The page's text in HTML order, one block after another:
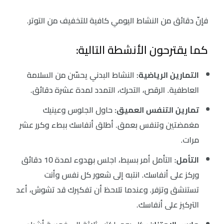
فإنّ دقائق من النشاط اليومي كافية للتخفيف من التوتر.
كما يقترحون الأنشطة التالية:
التمارين الرياضية: النشاط البدني يحسّن من السلامة
العاطفية. الرقص، التحرك، التمدد لمدة عشرة دقائق.
تمارين التنفس العميق:حاول الجلوس وعينيك
مغمضتين وتنفس بعمق. أطلق أنفاسك ببطء وكرر عشر
مرات.
التأمل:
التأمل أمر بسيط، اجلس بهدوء لمدة 10 دقائق
وركز على أنفاسك. انتبه إلى شعور كل نفس وأنت
تستنشق وتزفر. وعندما تلاحظ أن تفكيرك قد تشوش، أعد
التركيز على أنفاسك.